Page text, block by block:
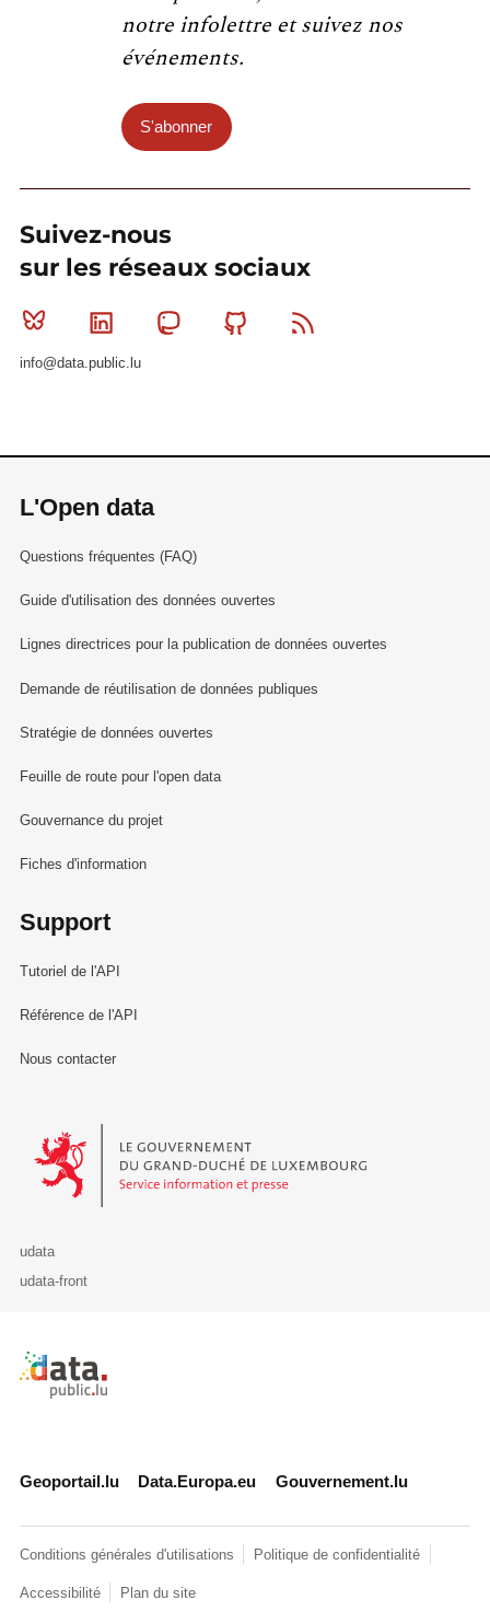
notre infolettre et suivez nos
événements.
S'abonner
Suivez-nous
sur les réseaux sociaux
Bluesky Linkedin MastodonGithub
info@data.public.lu
L'Open data
Questions fréquentes (FAQ)
Guide d'utilisation des données ouvertes
Lignes directrices pour la publication de données ouvertes
Demande de réutilisation de données publiques
Stratégie de données ouvertes
Feuille de route pour l'open data
Gouvernance du projet
Fiches d'information
Support
Tutoriel de l'API
Référence de l'API
Nous contacter
Le Gouvernement du Grand-Duché de Luxembourg - Service
udata
udata-front
Retour à l'accueil de data.public.lu
Geoportail.lu Data.Europa.eu Gouvernement.lu
Conditions générales d'utilisations Politique de confidentialité
Accessibilité Plan du site